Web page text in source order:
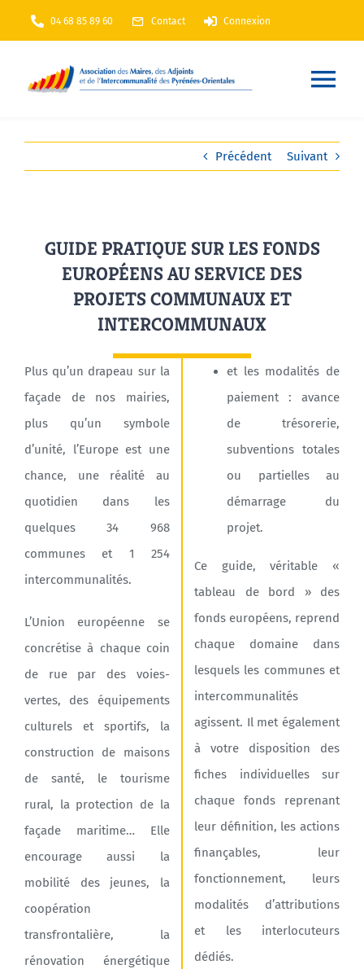
Passer
au
04 68 85 89 60 Contact Connexion
à
Accueil
Nos services
Nos actions
En Maintenance
Précédent Suivant
GUIDE PRATIQUE SUR LES FONDS
EUROPÉENS AU SERVICE DES
PROJETS COMMUNAUX ET
INTERCOMMUNAUX
Plus qu’un drapeau sur la
façade de nos mairies,
plus qu’un symbole
d’unité, l’Europe est une
chance, une réalité au
quotidien dans les
quelques 34 968
communes et 1 254
intercommunalités.
L’Union européenne se
concrétise à chaque coin
de rue par des voies-
vertes, des équipements
culturels et sportifs, la
construction de maisons
de santé, le tourisme
rural, la protection de la
façade maritime… Elle
encourage aussi la
mobilité des jeunes, la
coopération
transfrontalière, la
rénovation énergétique
et les modalités de
paiement : avance
de trésorerie,
subventions totales
ou partielles au
démarrage du
projet.
Ce guide, véritable «
tableau de bord » des
fonds européens, reprend
chaque domaine dans
lesquels les communes et
intercommunalités
agissent. Il met également
à votre disposition des
fiches individuelles sur
chaque fonds reprenant
leur définition, les actions
finançables, leur
fonctionnement, leurs
modalités d’attributions
et les interlocuteurs
dédiés.